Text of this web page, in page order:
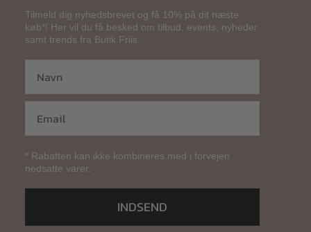
Tilmeld dig nyhedsbrevet og få 10% på dit næste
køb*! Her vil du få besked om tilbud, events, nyheder
samt trends fra Butik Friis.
* Rabatten kan ikke kombineres med i forvejen
nedsatte varer.
INDSEND